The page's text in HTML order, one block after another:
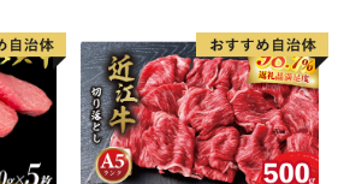
気】(H083106)